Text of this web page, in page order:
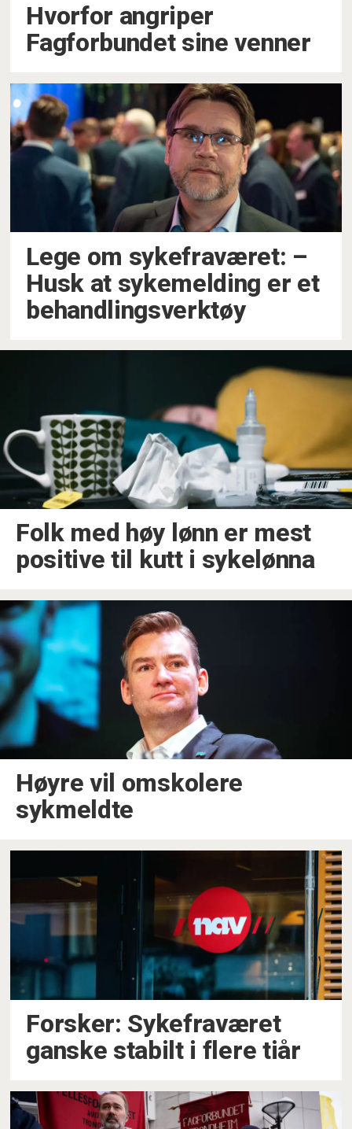
Hvorfor angriper
Fagforbundet sine venner
Lege om sykefraværet: –⁠
Husk at sykemelding er et
behandlingsverktøy
Folk med høy lønn er mest
positive til kutt i sykelønna
Høyre vil omskolere
sykmeldte
Forsker: Sykefraværet
ganske stabilt i flere tiår